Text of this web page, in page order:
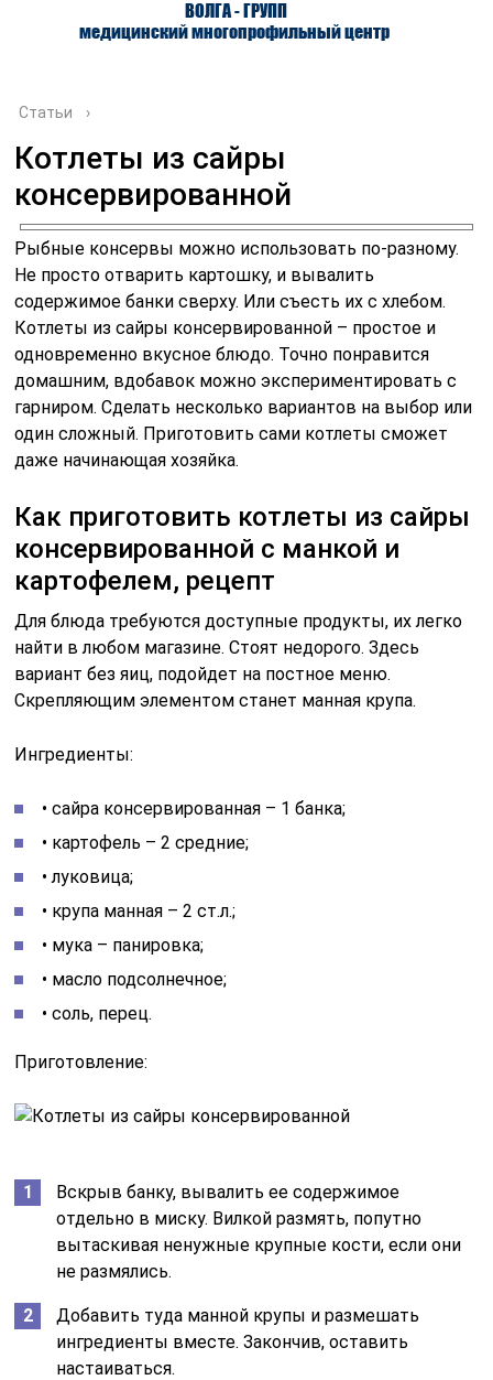
ВОЛГА - ГРУПП
медицинский многопрофильный центр
О ЦЕНТРЕ ВРАЧИ
Статьи ›
Котлеты из сайры
консервированной
Рыбные консервы можно использовать по-разному.
Не просто отварить картошку, и вывалить
содержимое банки сверху. Или съесть их с хлебом.
Котлеты из сайры консервированной – простое и
одновременно вкусное блюдо. Точно понравится
домашним, вдобавок можно экспериментировать с
гарниром. Сделать несколько вариантов на выбор или
один сложный. Приготовить сами котлеты сможет
даже начинающая хозяйка.
Как приготовить котлеты из сайры
консервированной с манкой и
картофелем, рецепт
Для блюда требуются доступные продукты, их легко
найти в любом магазине. Стоят недорого. Здесь
вариант без яиц, подойдет на постное меню.
Скрепляющим элементом станет манная крупа.
Ингредиенты:
• сайра консервированная – 1 банка;
• картофель – 2 средние;
• луковица;
• крупа манная – 2 ст.л.;
• мука – панировка;
• масло подсолнечное;
• соль, перец.
Приготовление:
Вскрыв банку, вывалить ее содержимое
отдельно в миску. Вилкой размять, попутно
вытаскивая ненужные крупные кости, если они
не размялись.
Добавить туда манной крупы и размешать
ингредиенты вместе. Закончив, оставить
настаиваться.